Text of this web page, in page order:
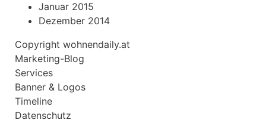
Januar 2015
Dezember 2014
Copyright wohnendaily.at
Marketing-Blog
Services
Banner & Logos
Timeline
Datenschutz